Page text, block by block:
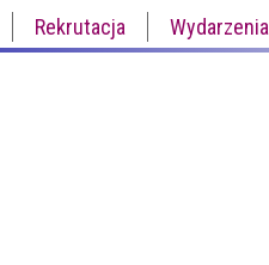
Rekrutacja Wydarzenia